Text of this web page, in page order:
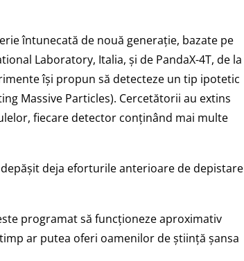
întunecată de nouă generație, bazate pe
Laboratory, Italia, și de PandaX-4T, de la
își propun să detecteze un tip ipotetic
Massive Particles). Cercetătorii au extins
fiecare detector conținând mai multe
deja eforturile anterioare de depistare
programat să funcționeze aproximativ
ar putea oferi oamenilor de știință șansa